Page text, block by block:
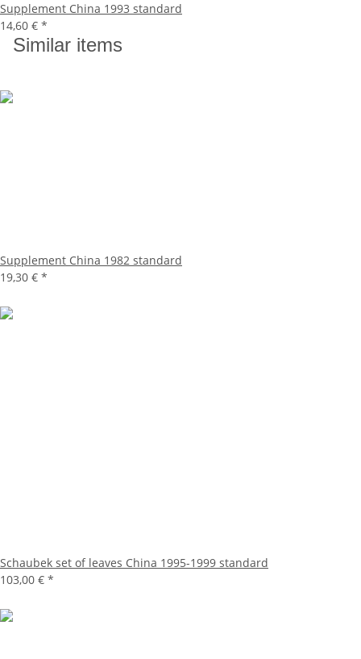
Supplement China 1993 standard
14,60 € *
Similar items
Supplement China 1982 standard
19,30 € *
Schaubek set of leaves China 1995-1999 standard
103,00 € *